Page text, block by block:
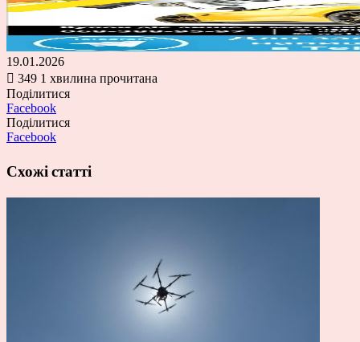
19.01.2026
349 1 хвилина прочитана
Поділитися
Facebook
Поділитися
Facebook
Схожі статті